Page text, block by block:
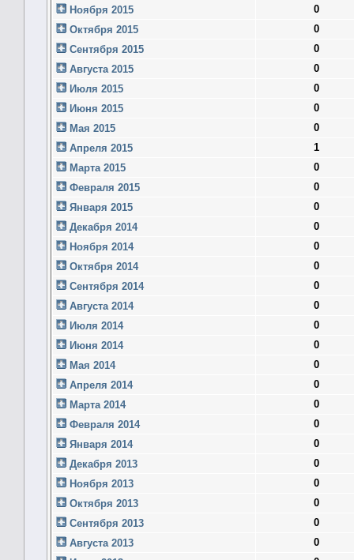
Ноября 2015
0
Октября 2015
0
Сентября 2015
0
Августа 2015
0
Июля 2015
0
Июня 2015
0
Мая 2015
0
Апреля 2015
1
Марта 2015
0
Февраля 2015
0
Января 2015
0
Декабря 2014
0
Ноября 2014
0
Октября 2014
0
Сентября 2014
0
Августа 2014
0
Июля 2014
0
Июня 2014
0
Мая 2014
0
Апреля 2014
0
Марта 2014
0
Февраля 2014
0
Января 2014
0
Декабря 2013
0
Ноября 2013
0
Октября 2013
0
Сентября 2013
0
Августа 2013
0